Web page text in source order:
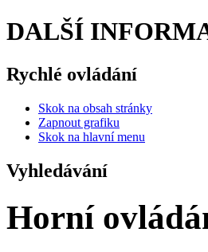
DALŠÍ
Rychlé ovládání
Skok na obsah stránky
Zapnout grafiku
Skok na hlavní menu
Vyhledávání
Horní